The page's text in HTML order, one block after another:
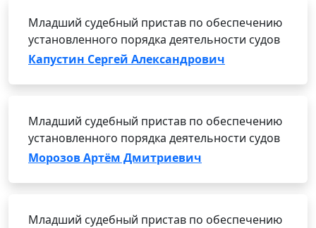
Младший судебный пристав по обеспечению
установленного порядка деятельности судов
Капустин Сергей Александрович
Младший судебный пристав по обеспечению
установленного порядка деятельности судов
Морозов Артём Дмитриевич
Младший судебный пристав по обеспечению